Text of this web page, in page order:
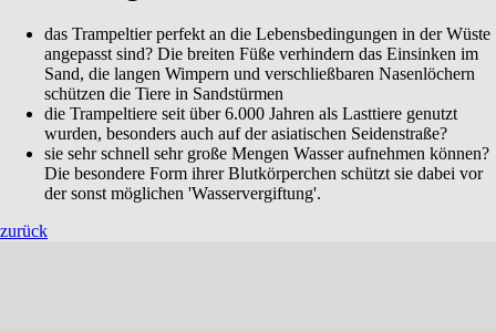
das Trampeltier perfekt an die Lebensbedingungen in der Wüste
angepasst sind? Die breiten Füße verhindern das Einsinken im
Sand, die langen Wimpern und verschließbaren Nasenlöchern
schützen die Tiere in Sandstürmen
die Trampeltiere seit über 6.000 Jahren als Lasttiere genutzt
wurden, besonders auch auf der asiatischen Seidenstraße?
sie sehr schnell sehr große Mengen Wasser aufnehmen können?
Die besondere Form ihrer Blutkörperchen schützt sie dabei vor
der sonst möglichen 'Wasservergiftung'.
zurück